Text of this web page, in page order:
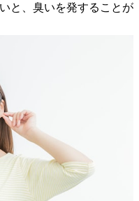
と、臭いを発することが